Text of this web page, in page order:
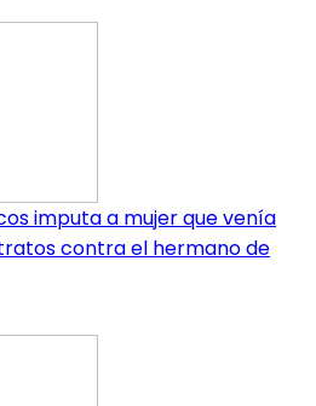
imputa a mujer que venía
contra el hermano de